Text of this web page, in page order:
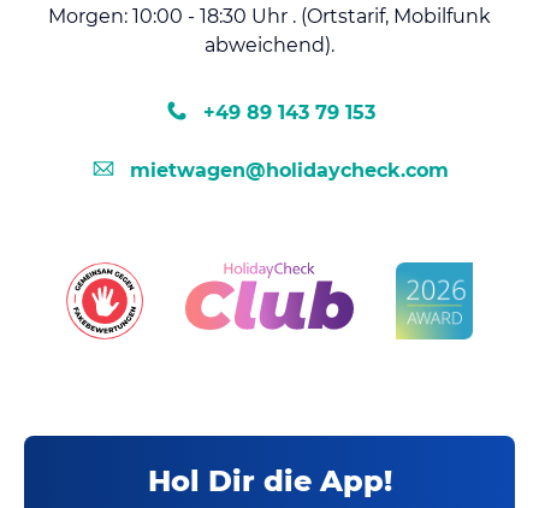
Morgen: 10:00 - 18:30 Uhr . (Ortstarif, Mobilfunk
abweichend).
+49 89 143 79 153
mietwagen@holidaycheck.com
Hol Dir die App!